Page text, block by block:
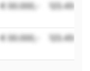
€ 00.000,- 123.456 km
€ 00.000,- 123.456 km